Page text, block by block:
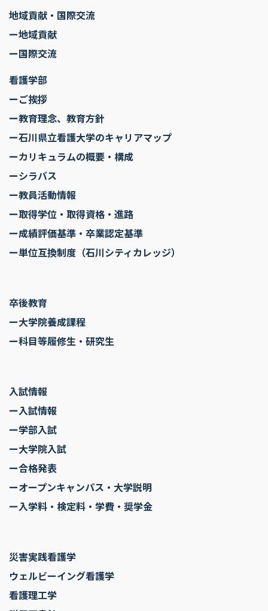
地域貢献・国際交流
ー地域貢献
ー国際交流
看護学部
ーご挨拶
ー教育理念、教育方針
ー石川県立看護大学のキャリアマップ
ーカリキュラムの概要・構成
ーシラバス
ー教員活動情報
ー取得学位・取得資格・進路
ー成績評価基準・卒業認定基準
ー単位互換制度（石川シティカレッジ）
卒後教育
ー大学院養成課程
ー科目等履修生・研究生
入試情報
ー入試情報
ー学部入試
ー大学院入試
ー合格発表
ーオープンキャンパス・大学説明
ー入学料・検定料・学費・奨学金
災害実践看護学
ウェルビーイング看護学
看護理工学